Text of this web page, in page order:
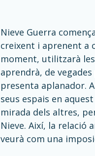
Nieve Guerra
creixent i aprenent a
moment, utilitzarà
aprendrà, de
presenta aplanador.
seus espais en
mirada dels altres,
Nieve. Així, la relació
veurà com una